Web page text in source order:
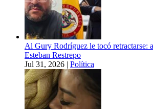
Al Gury Rodríguez le tocó retractarse:
Esteban Restrepo
Jul 31, 2026 | Política